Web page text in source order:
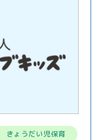
きょうだい児保育